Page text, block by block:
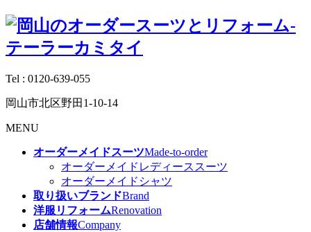
Tel : 0120-639-055
岡山市北区野田1-10-14
MENU
オーダーメイドスーツMade-to-order
オーダーメイドレディーススーツ
オーダーメイドシャツ
取り扱いブランドBrand
洋服リフォームRenovation
店舗情報Company